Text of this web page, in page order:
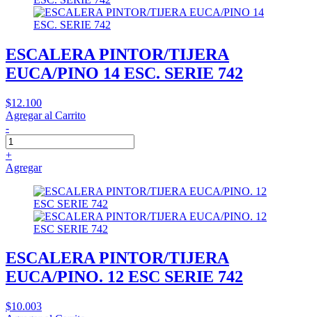
ESCALERA PINTOR/TIJERA
EUCA/PINO 14 ESC. SERIE 742
$12.100
Agregar al Carrito
-
+
Agregar
ESCALERA PINTOR/TIJERA
EUCA/PINO. 12 ESC SERIE 742
$10.003